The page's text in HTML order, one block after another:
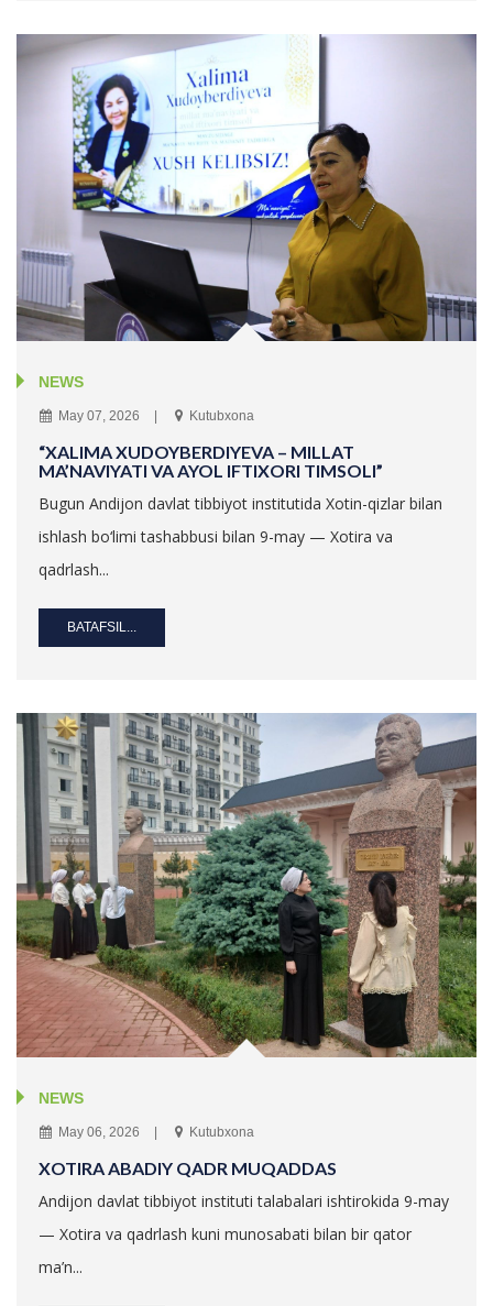
NEWS
May 07, 2026 Kutubxona
“XALIMA XUDOYBERDIYEVA – MILLAT
MA’NAVIYATI VA AYOL IFTIXORI TIMSOLI”
Bugun Andijon davlat tibbiyot institutida Xotin-qizlar bilan
ishlash bo‘limi tashabbusi bilan 9-may — Xotira va
qadrlash...
BATAFSIL...
NEWS
May 06, 2026 Kutubxona
XOTIRA ABADIY QADR MUQADDAS
Andijon davlat tibbiyot instituti talabalari ishtirokida 9-may
— Xotira va qadrlash kuni munosabati bilan bir qator
ma’n...